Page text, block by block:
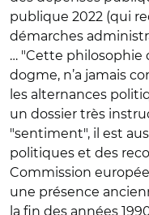
publique 2022 (qui
démarches
… "Cette philosophie
dogme, n’a jamais
les alternances
un dossier très
"sentiment", il est
politiques et des
Commission
une présence
la fin des années